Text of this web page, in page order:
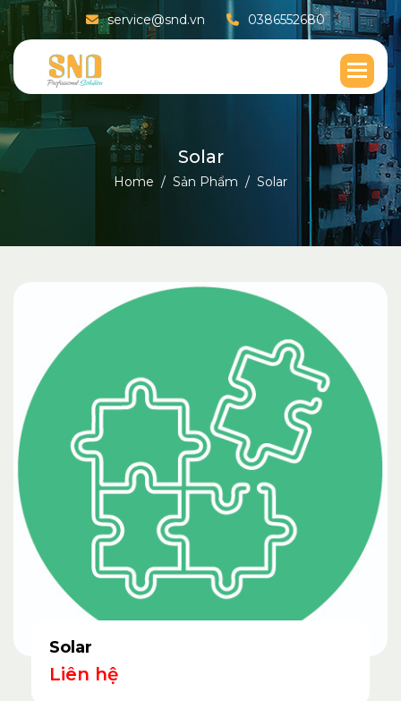
service@snd.vn 0386552680
Solar
Home Sản Phẩm Solar
Solar
Liên hệ